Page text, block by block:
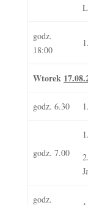
godz.
18:00
Wtorek 17
godz. 6.30
godz. 7.00
godz.